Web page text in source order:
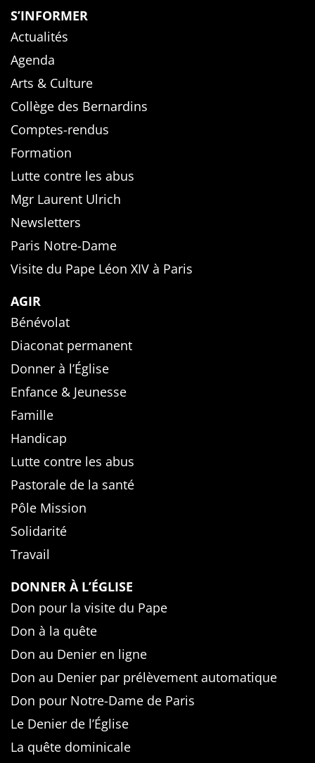
S’INFORMER
Actualités
Agenda
Arts & Culture
Collège des Bernardins
Comptes-rendus
Formation
Lutte contre les abus
Mgr Laurent Ulrich
Newsletters
Paris Notre-Dame
Visite du Pape Léon XIV à Paris
AGIR
Bénévolat
Diaconat permanent
Donner à l’Église
Enfance & Jeunesse
Famille
Handicap
Lutte contre les abus
Pastorale de la santé
Pôle Mission
Solidarité
Travail
DONNER À L’ÉGLISE
Don pour la visite du Pape
Don à la quête
Don au Denier en ligne
Don au Denier par prélèvement automatique
Don pour Notre-Dame de Paris
Le Denier de l’Église
La quête dominicale